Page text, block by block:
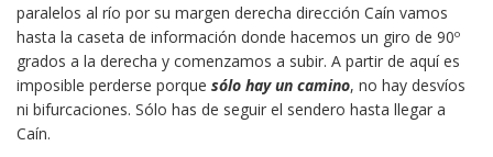
paralelos al río por su margen derecha dirección Caín vamos
hasta la caseta de información donde hacemos un giro de 90º
grados a la derecha y comenzamos a subir. A partir de aquí es
imposible perderse porque sólo hay un camino, no hay desvíos
ni bifurcaciones. Sólo has de seguir el sendero hasta llegar a
Caín.